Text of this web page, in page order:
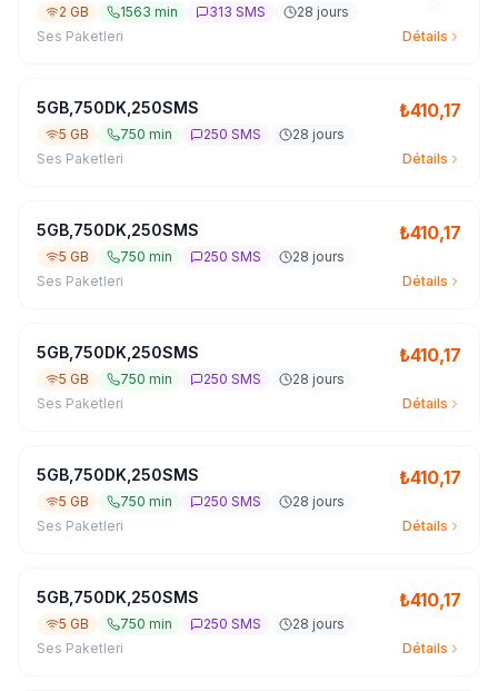
2 GB 1563 min 313 SMS
28 jours
Ses Paketleri
Détails
5GB,750DK,250SMS ₺410,17
5 GB 750 min 250 SMS
28 jours
Ses Paketleri
Détails
5GB,750DK,250SMS ₺410,17
5 GB 750 min 250 SMS
28 jours
Ses Paketleri
Détails
5GB,750DK,250SMS ₺410,17
5 GB 750 min 250 SMS
28 jours
Ses Paketleri
Détails
5GB,750DK,250SMS ₺410,17
5 GB 750 min 250 SMS
28 jours
Ses Paketleri
Détails
5GB,750DK,250SMS ₺410,17
5 GB 750 min 250 SMS
28 jours
Ses Paketleri
Détails